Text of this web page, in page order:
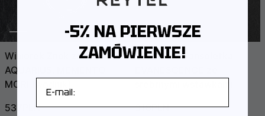
Wisiorek Znak zodiaku -
AQUARIUS. MEMENTO
MORI (wodnik)
537PLN 596PLN
Skórzana bransoletka
318PLN 489PLN
-5% NA PIERWSZE
ZAMÓWIENIE!